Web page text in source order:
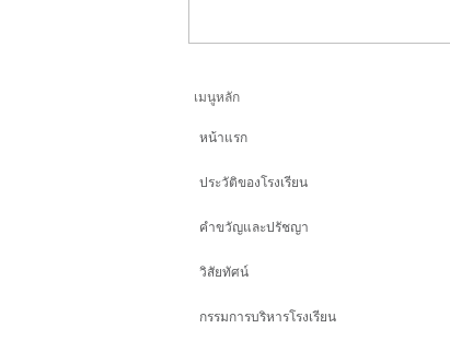
เมนูหลัก
หน้าแรก
ประวัติของโรงเรียน
คำขวัญและปรัชญา
วิสัยทัศน์
กรรมการบริหารโรงเรียน